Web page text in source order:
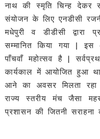
नाथ की स्मृति चिन्ह देकर
संयोजन के लिए एनडीसी
मधेपुरी व डीडीसी
सम्मानित किया गया |
पाँचवाँ महोत्सव है |
कार्यकाल में आयोजित हुआ
आने का अवसर मिलता रहा
राज्य स्तरीय मंच जैसा
प्रशासन की जितनी